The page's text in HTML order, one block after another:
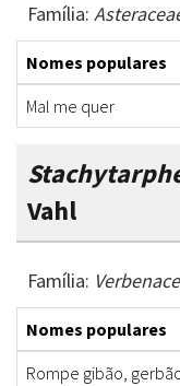
Família:
Nomes populares
Mal me quer
Vahl
Família:
Nomes populares
Rompe gibão,